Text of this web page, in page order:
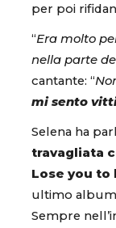
per poi
“Era molto
nella parte
cantante: “
mi sento
Selena ha
travagliata
Lose you to
ultimo
Sempre